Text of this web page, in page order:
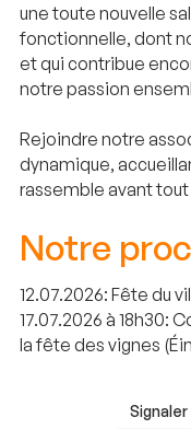
une toute nouvelle
fonctionnelle, dont
et qui contribue
notre passion
Rejoindre notre
dynamique,
rassemble avant tout
Notre
12.07.2026: Fête du
17.07.2026 à 18h30:
la fête des vignes